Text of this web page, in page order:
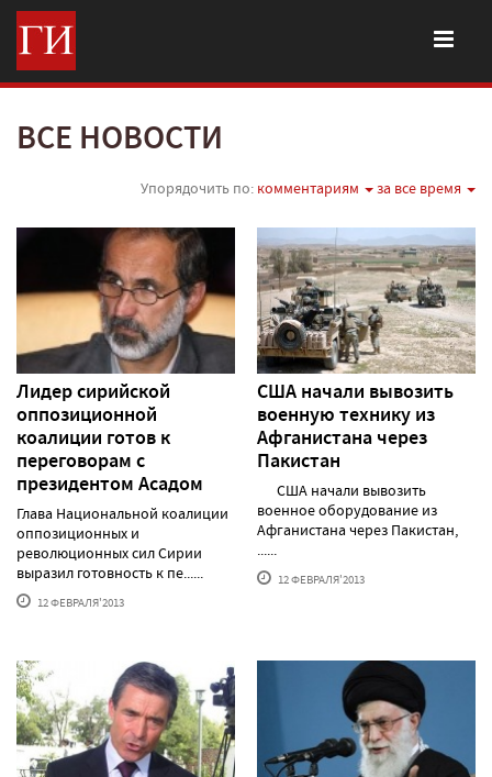
ВСЕ НОВОСТИ
Упорядочить по: комментариям за все время
Лидер сирийской
оппозиционной
коалиции готов к
переговорам с
президентом Асадом
Глава Национальной коалиции
оппозиционных и
революционных сил Сирии
выразил готовность к пе......
12 ФЕВРАЛЯ'2013
США начали вывозить
военную технику из
Афганистана через
Пакистан
США начали вывозить
военное оборудование из
Афганистана через Пакистан,
......
12 ФЕВРАЛЯ'2013